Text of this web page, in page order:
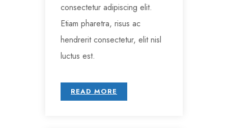
consectetur adipiscing elit.
Etiam pharetra, risus ac
hendrerit consectetur, elit nisl
luctus est.
READ MORE